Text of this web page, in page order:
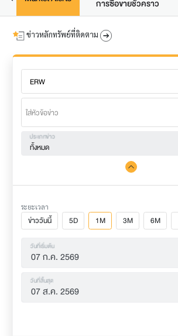
การซื้อขายชั่วคราว
ข่าวหลักทรัพย์ที่ติดตาม
ประเภทข่าว
ทั้งหมด
ระยะเวลา
ข่าววันนี้ 5D 1M 3M 6M
วันที่เริ่มต้น
วันที่สิ้นสุด